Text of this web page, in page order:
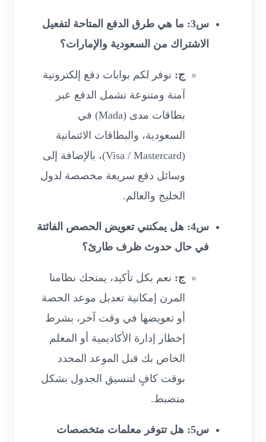
س3: ما هي طرق الدفع المتاحة لتفعيل
الاشتراك من السعودية والإمارات؟
ج: نوفر لكم بوابات دفع إلكترونية
آمنة ومتنوعة تشمل الدفع عبر
بطاقات مدى (Mada) في
السعودية، والبطاقات الائتمانية
(Visa / Mastercard)، بالإضافة إلى
وسائل دفع سريعة مخصصة لدول
الخليج والعالم.
س4: هل يمكنني تعويض الحصص الفائتة
في حال حدوث ظرف طارئ؟
ج: نعم بكل تأكيد، يمنحك نظامنا
المرن إمكانية تعديل موعد الحصة
أو تعويضها في وقت آخر، بشرط
إخطار إدارة الأكاديمية أو المعلم
الخاص بك قبل الموعد المحدد
بوقت كافٍ لتنسيق الجدول بشكل
منضبط.
س5: هل تتوفر معلمات متخصصات